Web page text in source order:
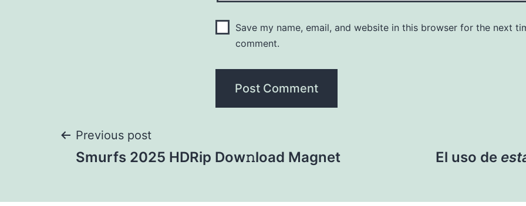
Save my name, email, and website in this browser for the next
comment.
Previous post
Smurfs 2025 HDRip Dow𝚗load Magnet El uso de